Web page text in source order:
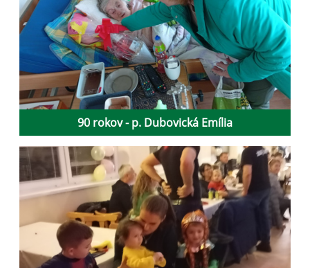
90 rokov - p. Dubovická Emília